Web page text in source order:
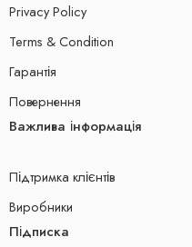
Privacy Policy
Terms & Condition
Гарантія
Повернення
Важлива інформація
Підтримка клієнтів
Виробники
Підписка